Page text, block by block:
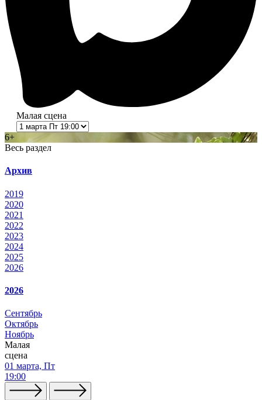
Малая сцена
6+
Весь раздел
Архив
2019
2020
2021
2022
2023
2024
2025
2026
2026
Сентябрь
Октябрь
Ноябрь
Малая
сцена
01 марта, Пт
19:00